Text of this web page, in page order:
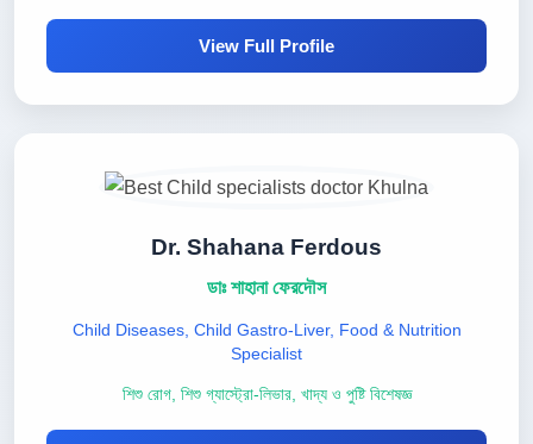
View Full Profile
Dr. Shahana Ferdous
ডাঃ শাহানা ফেরদৌস
Child Diseases, Child Gastro-Liver, Food & Nutrition
Specialist
শিশু রোগ, শিশু গ্যাস্ট্রো-লিভার, খাদ্য ও পুষ্টি বিশেষজ্ঞ